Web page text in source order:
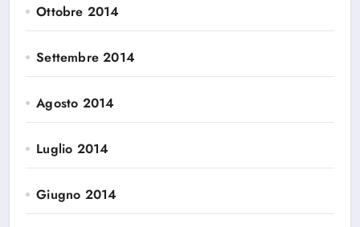
Ottobre 2014
Settembre 2014
Agosto 2014
Luglio 2014
Giugno 2014